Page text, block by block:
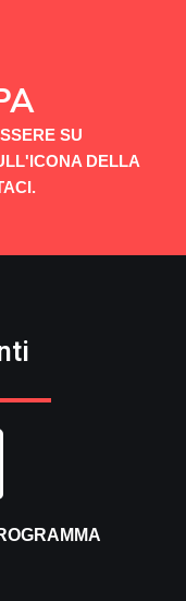
SU
DELLA